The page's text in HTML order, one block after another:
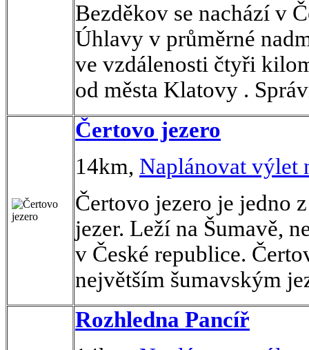
Bezděkov se nachází v
Úhlavy v průměrné
ve vzdálenosti čtyři
od města Klatovy .
Čertovo jezero
14km, Naplánovat výlet
Čertovo jezero je jedno
jezer. Leží na Šumavě,
v České republice.
největším šumavským
Rozhledna Pancíř